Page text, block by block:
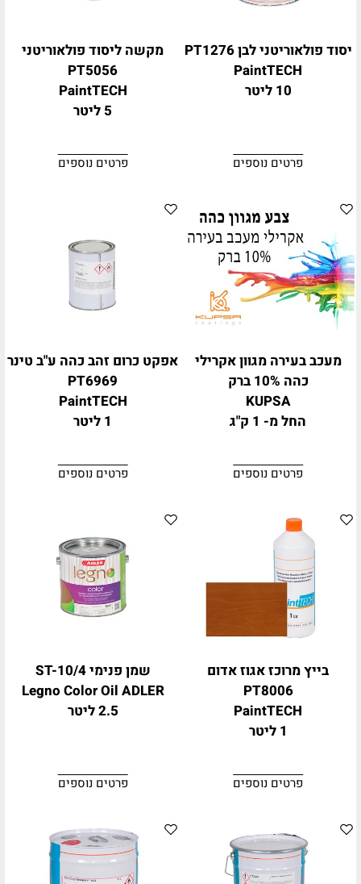
יסוד פולאוריטני לבן PT1276
PaintTECH
10 ליטר
פרטים נוספים
מקשה ליסוד פולאוריטני
PT5056
PaintTECH
5 ליטר
פרטים נוספים
מעכב בעירה מגוון אקרילי
כהה 10% ברק
KUPSA
החל מ- 1 ק"ג
פרטים נוספים
אפקט כרום זהב כהה ע"ב טינר
PT6969
PaintTECH
1 ליטר
פרטים נוספים
בייץ מרוכז אגוז אדום
PT8006
PaintTECH
1 ליטר
פרטים נוספים
שמן פנימי ST-10/4
Legno Color Oil ADLER
2.5 ליטר
פרטים נוספים